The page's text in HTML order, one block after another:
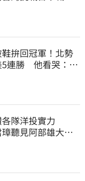
拚回冠軍！北勢
5連勝 他看哭：台
隊洋投實力
聽見阿部雄大被